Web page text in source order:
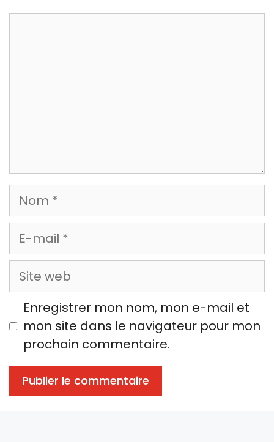
Nom
E-
mail
Site
web
Enregistrer mon nom, mon e-mail et
mon site dans le navigateur pour mon
prochain commentaire.